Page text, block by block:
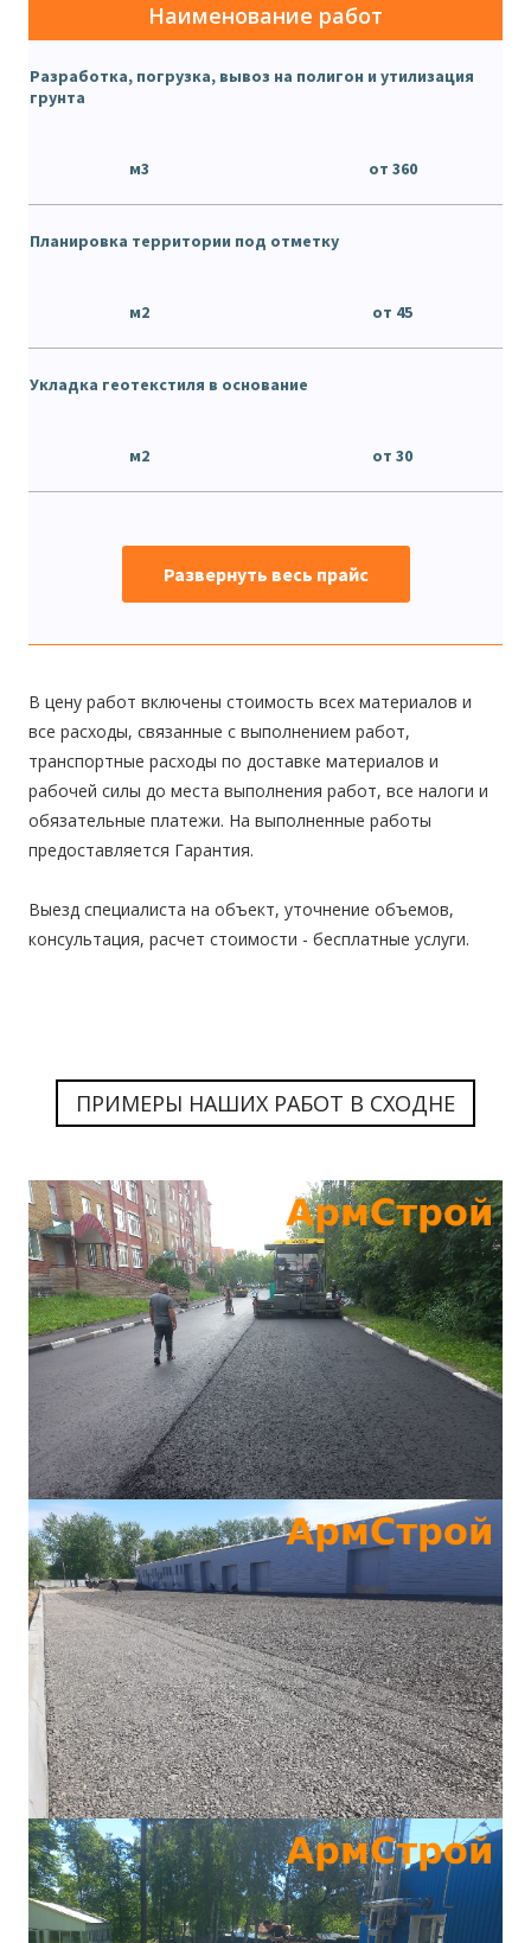
Наименование работ
Разработка, погрузка, вывоз на полигон и утилизация
грунта
м3 от 360
Планировка территории под отметку
м2 от 45
Укладка геотекстиля в основание
м2 от 30
Развернуть весь прайс
В цену работ включены стоимость всех материалов и
все расходы, связанные с выполнением работ,
транспортные расходы по доставке материалов и
рабочей силы до места выполнения работ, все налоги и
обязательные платежи. На выполненные работы
предоставляется Гарантия.
Выезд специалиста на объект, уточнение объемов,
консультация, расчет стоимости - бесплатные услуги.
ПРИМЕРЫ НАШИХ РАБОТ В СХОДНЕ